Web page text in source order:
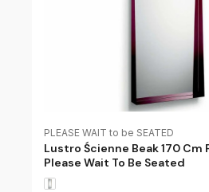
PLEASE WAIT to be SEATED
Lustro Ścienne Beak 170 Cm
Please Wait To Be Seated